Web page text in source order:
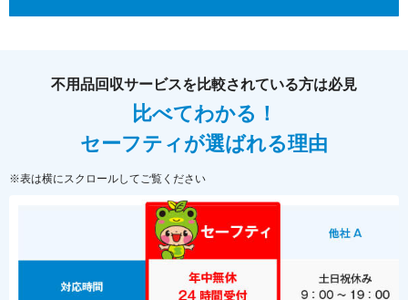
不用品回収サービスを比較されている方は必見
比べてわかる！
セーフティが選ばれる理由
※表は横にスクロールしてご覧ください